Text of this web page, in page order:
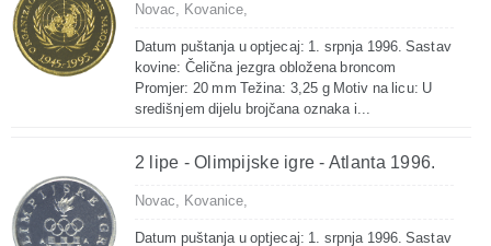
Novac, Kovanice,
Datum puštanja u optjecaj: 1. srpnja 1996. Sastav
kovine: Čelična jezgra obložena broncom
Promjer: 20 mm Težina: 3,25 g Motiv na licu: U
središnjem dijelu brojčana oznaka i...
2 lipe - Olimpijske igre - Atlanta 1996.
Novac, Kovanice,
Datum puštanja u optjecaj: 1. srpnja 1996. Sastav